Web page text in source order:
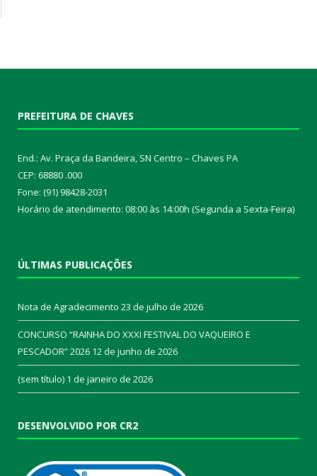
PREFEITURA DE CHAVES
End.: Av. Praça da Bandeira, SN Centro – Chaves PA
CEP: 68880 .000
Fone: (91) 98428-2031
Horário de atendimento: 08:00 às 14:00h (Segunda a Sexta-Feira)
ÚLTIMAS PUBLICAÇÕES
Nota de Agradecimento 23 de julho de 2026
CONCURSO “RAINHA DO XXXI FESTIVAL DO VAQUEIRO E
PESCADOR” 2026 12 de junho de 2026
(sem título) 1 de janeiro de 2026
DESENVOLVIDO POR CR2